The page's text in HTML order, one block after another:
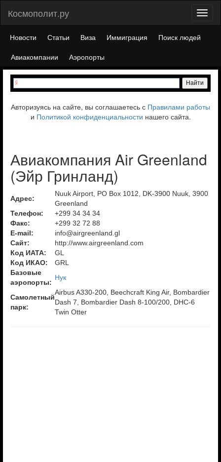
Космополит.ру
Новости Статьи Виза Иммиграция
Поиск людей
Авиакомпании
Аэропорты
Авторизуясь на сайте, вы соглашаетесь с Правилами работы
и Политикой конфиденциальности нашего сайта.
Авиакомпания Air Greenland
(Эйр Гринланд)
Адрес:
Nuuk Airport, PO Box 1012, DK-3900 Nuuk, 3900
Greenland
Телефон:
+299 34 34 34
Факс:
+299 32 72 88
E-mail:
info@airgreenland.gl
Сайт:
http://www.airgreenland.com
Код ИАТА:
GL
Код ИКАО:
GRL
Базовые
аэропорты:
Нук
Самолетный
парк:
Airbus A330-200, Beechcraft King Air, Bombardier
Dash 7, Bombardier Dash 8-100/200, DHC-6
Twin Otter